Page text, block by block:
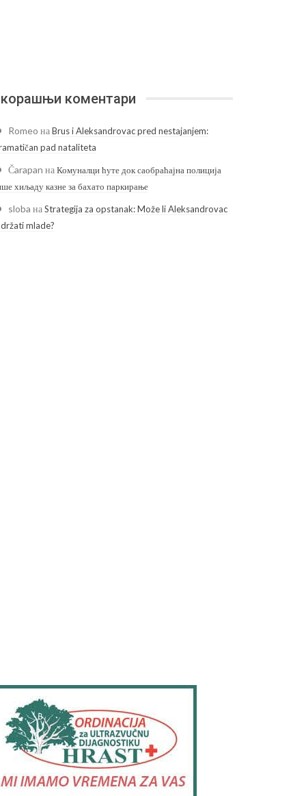
коментари
Romeo наBrus i Aleksandrovac pred nestajanjem:
pad nataliteta
Čarapan наКомуналци ћуте док саобраћајна полиција
хиљаду казне за бахато паркирање
sloba наStrategija za opstanak: Može li Aleksandrovac
mlade?